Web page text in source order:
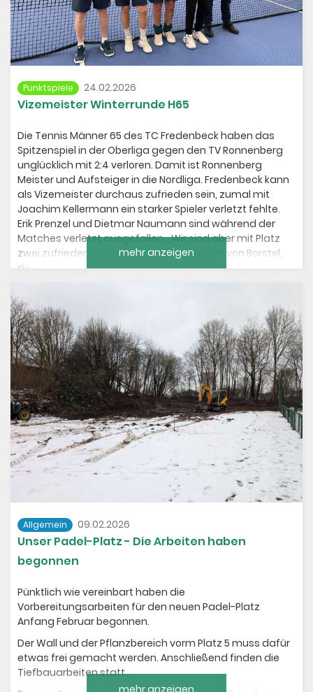
Punktspiele 24.02.2026
Vizemeister Winterrunde H65
Die Tennis Männer 65 des TC Fredenbeck haben das
Spitzenspiel in der Oberliga gegen den TV Ronnenberg
unglücklich mit 2:4 verloren. Damit ist Ronnenberg
Meister und Aufsteiger in die Nordliga. Fredenbeck kann
als Vizemeister durchaus zufrieden sein, zumal mit
Joachim Kellermann ein starker Spieler verletzt fehlte.
Erik Prenzel und Dietmar Naumann sind während der
Matches verletzt ausgefallen. „Wir sind aber mit Platz
zwei zufrieden“, sagte TC-Kapitän Werner von Borstel,
der sein Einzel neben Frank Jeschke gewinnen konnte.
mehr anzeigen
Allgemein 09.02.2026
Unser Padel-Platz - Die Arbeiten haben
begonnen
Pünktlich wie vereinbart haben die
Vorbereitungsarbeiten für den neuen Padel-Platz
Anfang Februar begonnen.
Der Wall und der Pflanzbereich vorm Platz 5 muss dafür
etwas frei gemacht werden. Anschließend finden die
Tiefbauarbeiten statt.